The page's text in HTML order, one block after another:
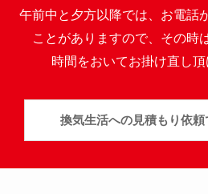
午前中と夕方以降では、お電話
ことがありますので、その時
時間をおいてお掛け直し頂
換気生活への見積もり依